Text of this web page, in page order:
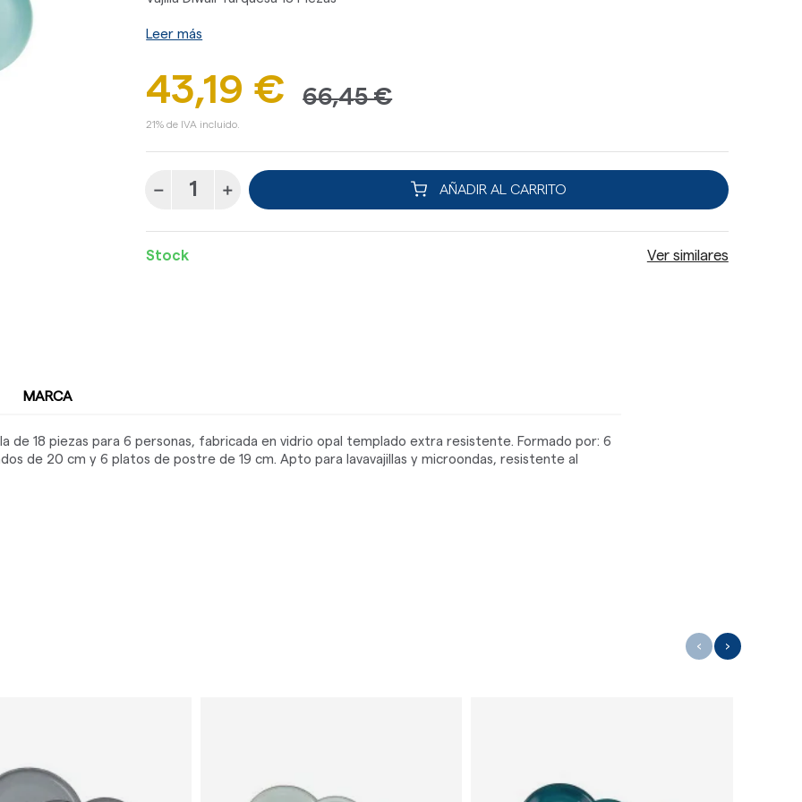
Leer más
43,19 € 66,45 €
21% de IVA incluido.
AÑADIR AL CARRITO
Stock Ver similares
MARCA
de 18 piezas para 6 personas, fabricada en vidrio opal templado extra resistente. Formado por: 6
de 20 cm y 6 platos de postre de 19 cm. Apto para lavavajillas y microondas, resistente al
‹ ›